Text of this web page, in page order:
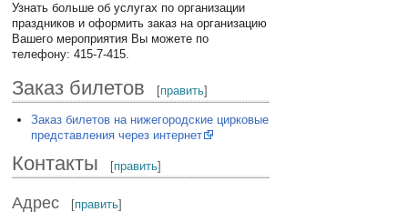
Узнать больше об услугах по организации
праздников и оформить заказ на организацию
Вашего мероприятия Вы можете по
телефону: 415-7-415.
Заказ билетов [править]
Заказ билетов на нижегородские цирковые
представления через интернет
Контакты [править]
Адрес [править]